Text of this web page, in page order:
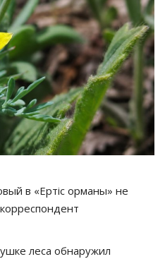
в «Ертіс орманы» не
леса обнаружил